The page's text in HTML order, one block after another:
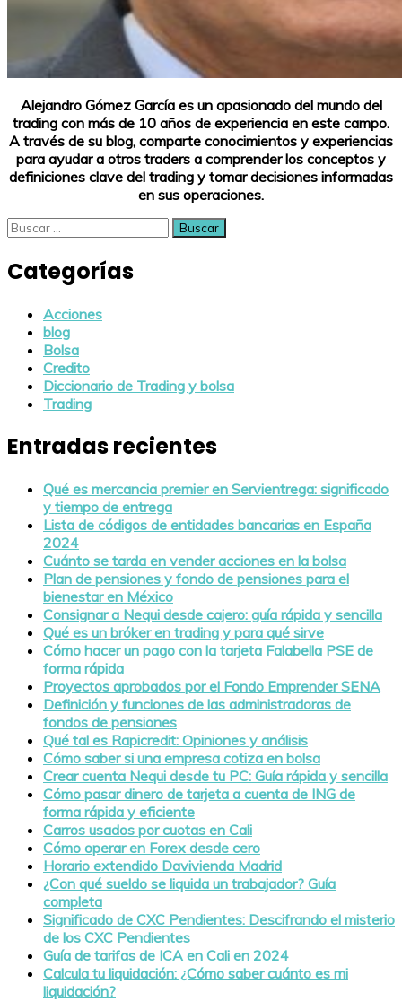
Alejandro Gómez García es un apasionado del mundo del
trading con más de 10 años de experiencia en este campo.
A través de su blog, comparte conocimientos y experiencias
para ayudar a otros traders a comprender los conceptos y
definiciones clave del trading y tomar decisiones informadas
en sus operaciones.
Buscar:
Categorías
Acciones
blog
Bolsa
Credito
Diccionario de Trading y bolsa
Trading
Entradas recientes
Qué es mercancia premier en Servientrega: significado
y tiempo de entrega
Lista de códigos de entidades bancarias en España
2024
Cuánto se tarda en vender acciones en la bolsa
Plan de pensiones y fondo de pensiones para el
bienestar en México
Consignar a Nequi desde cajero: guía rápida y sencilla
Qué es un bróker en trading y para qué sirve
Cómo hacer un pago con la tarjeta Falabella PSE de
forma rápida
Proyectos aprobados por el Fondo Emprender SENA
Definición y funciones de las administradoras de
fondos de pensiones
Qué tal es Rapicredit: Opiniones y análisis
Cómo saber si una empresa cotiza en bolsa
Crear cuenta Nequi desde tu PC: Guía rápida y sencilla
Cómo pasar dinero de tarjeta a cuenta de ING de
forma rápida y eficiente
Carros usados por cuotas en Cali
Cómo operar en Forex desde cero
Horario extendido Davivienda Madrid
¿Con qué sueldo se liquida un trabajador? Guía
completa
Significado de CXC Pendientes: Descifrando el misterio
de los CXC Pendientes
Guía de tarifas de ICA en Cali en 2024
Calcula tu liquidación: ¿Cómo saber cuánto es mi
liquidación?